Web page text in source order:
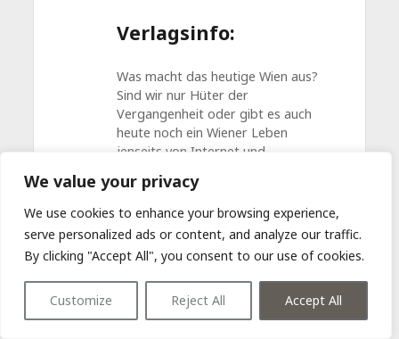
We value your privacy
We use cookies to enhance your browsing experience,
serve personalized ads or content, and analyze our traffic.
By clicking "Accept All", you consent to our use of cookies.
Customize Reject All Accept All
Verlagsinfo:
Was macht das heutige Wien aus?
Sind wir nur Hüter der
Vergangenheit oder gibt es auch
heute noch ein Wiener Leben
jenseits von Internet und
noch Erlebnisse in dieser Stadt?
In Die fetten Jahre sind vorbei spürt
Peter Campa diesen Fragen nach.
Franz Joseph Heißenbüttel und sein
irischer Wolfshund Farkas wandern
gemeinsam durch die Stadt.
Manchmal stoßen sie auf